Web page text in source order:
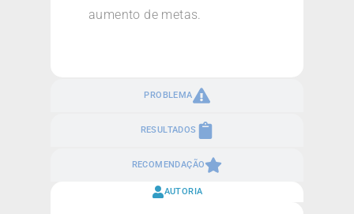
PROBLEMA
RESULTADOS
RECOMENDAÇÃO
aumento de metas.
AUTORIA